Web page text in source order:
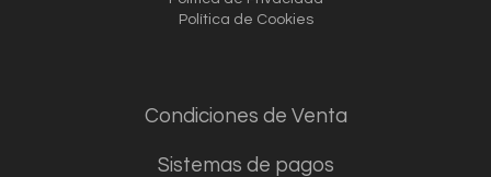
Política de Cookies
Condiciones de Venta
Sistemas de pagos